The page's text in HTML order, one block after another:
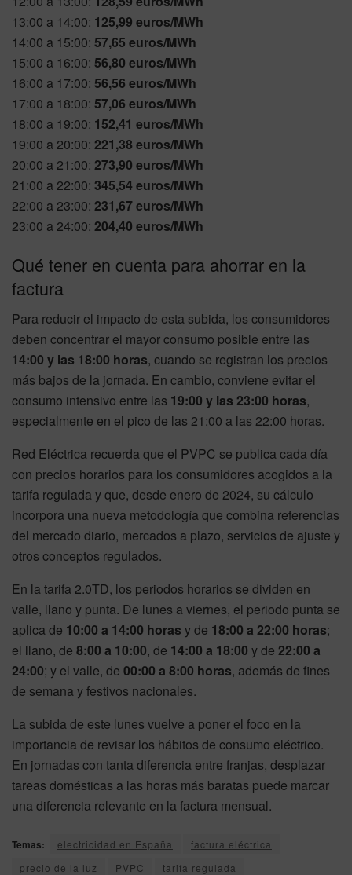
13:00 a 14:00: 125,99 euros/MWh
14:00 a 15:00: 57,65 euros/MWh
15:00 a 16:00: 56,80 euros/MWh
16:00 a 17:00: 56,56 euros/MWh
17:00 a 18:00: 57,06 euros/MWh
18:00 a 19:00: 152,41 euros/MWh
19:00 a 20:00: 221,38 euros/MWh
20:00 a 21:00: 273,90 euros/MWh
21:00 a 22:00: 345,54 euros/MWh
22:00 a 23:00: 231,67 euros/MWh
23:00 a 24:00: 204,40 euros/MWh
Qué tener en cuenta para ahorrar en la
factura
Para reducir el impacto de esta subida, los consumidores
deben concentrar el mayor consumo posible entre las
14:00 y las 18:00 horas, cuando se registran los precios
más bajos de la jornada. En cambio, conviene evitar el
consumo intensivo entre las 19:00 y las 23:00 horas,
especialmente en el pico de las 21:00 a las 22:00 horas.
Red Eléctrica recuerda que el PVPC se publica cada día
con precios horarios para los consumidores acogidos a la
tarifa regulada y que, desde enero de 2024, su cálculo
incorpora una nueva metodología que combina referencias
del mercado diario, mercados a plazo, servicios de ajuste y
otros conceptos regulados.
En la tarifa 2.0TD, los periodos horarios se dividen en
valle, llano y punta. De lunes a viernes, el periodo punta se
aplica de 10:00 a 14:00 horas y de 18:00 a 22:00 horas;
el llano, de 8:00 a 10:00, de 14:00 a 18:00 y de 22:00 a
24:00; y el valle, de 00:00 a 8:00 horas, además de fines
de semana y festivos nacionales.
La subida de este lunes vuelve a poner el foco en la
importancia de revisar los hábitos de consumo eléctrico.
En jornadas con tanta diferencia entre franjas, desplazar
tareas domésticas a las horas más baratas puede marcar
una diferencia relevante en la factura mensual.
Temas: electricidad en España
factura eléctrica
precio de la luz
PVPC tarifa regulada